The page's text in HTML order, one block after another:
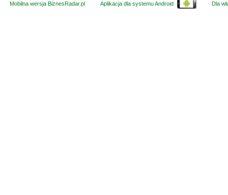
Mobilna wersja BiznesRadar.pl
Aplikacja dla systemu Android Dla